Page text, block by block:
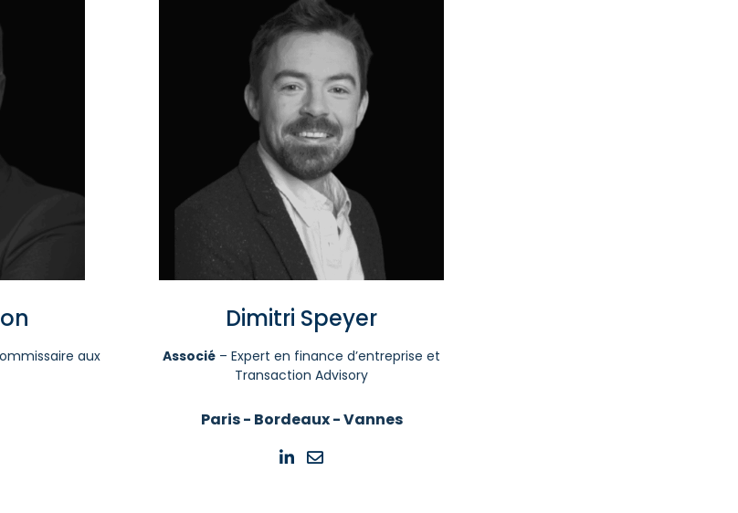
aux
Dimitri Speyer
Associé – Expert en finance d’entreprise et
Transaction Advisory
Paris - Bordeaux - Vannes